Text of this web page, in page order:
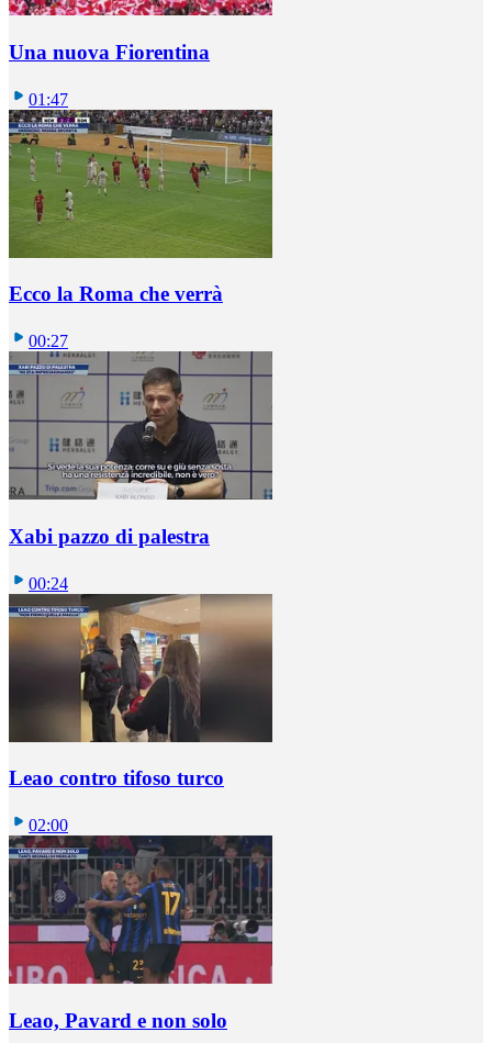
Una nuova Fiorentina
01:47
Ecco la Roma che verrà
00:27
Xabi pazzo di palestra
00:24
Leao contro tifoso turco
02:00
Leao, Pavard e non solo